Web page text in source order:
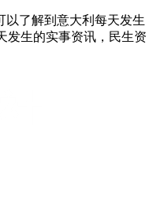
以了解到意大利每天发生
发生的实事资讯，民生资